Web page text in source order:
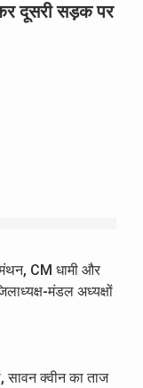
दूसरी सड़क पर
CM धामी और
मंडल अध्यक्षों
सावन क्वीन का ताज